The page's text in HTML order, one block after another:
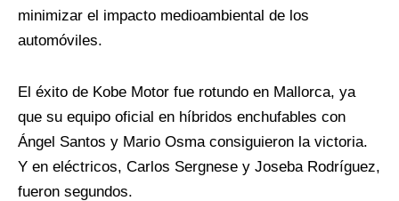
minimizar el impacto medioambiental de los
automóviles.
El éxito de Kobe Motor fue rotundo en Mallorca, ya
que su equipo oficial en híbridos enchufables con
Ángel Santos y Mario Osma consiguieron la victoria.
Y en eléctricos, Carlos Sergnese y Joseba Rodríguez,
fueron segundos.